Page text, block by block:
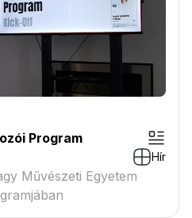
Program
Hír
Művészeti Egyetem